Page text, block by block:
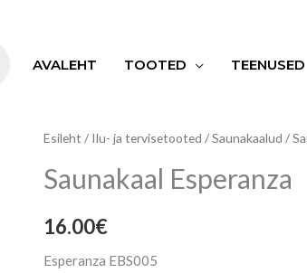
AVALEHT
TOOTED TEENUSED
Esileht / Ilu- ja tervisetooted /Saunakaalud /
Saunakaal Esperanza
16.00€
Esperanza EBS005
Saunakaal
kogus